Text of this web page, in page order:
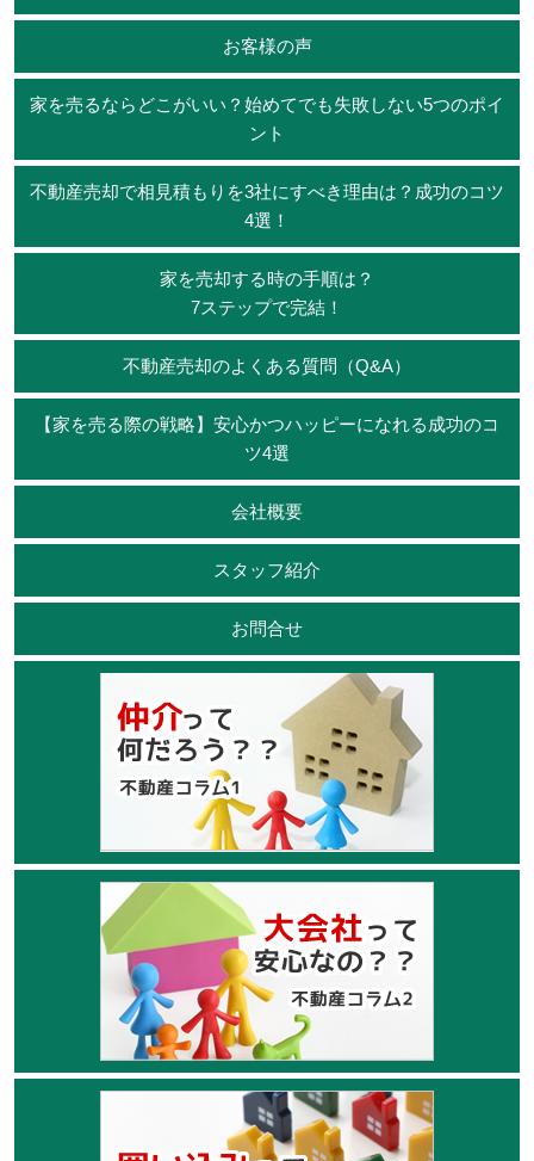
お客様の声
家を売るならどこがいい？始めてでも失敗しない5つのポイ
ント
不動産売却で相見積もりを3社にすべき理由は？成功のコツ
4選！
家を売却する時の手順は？
7ステップで完結！
不動産売却のよくある質問（Q&A）
【家を売る際の戦略】安心かつハッピーになれる成功のコ
ツ4選
会社概要
スタッフ紹介
お問合せ